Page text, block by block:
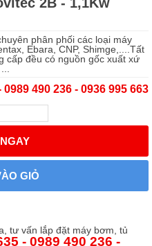
phân phối các loại máy
Ebara, CNP, Shimge,....Tất
cấp đều có nguồn gốc xuất xứ
490 236 - 0936 995 663
GIỎ
tư vấn lắp đặt máy bơm, tủ
- 0989 490 236 -